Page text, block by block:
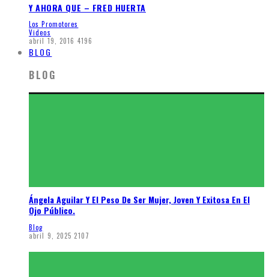
Y AHORA QUE – FRED HUERTA
Los Promotores
Videos
abril 19, 2016 4196
BLOG
BLOG
Ángela Aguilar Y El Peso De Ser Mujer, Joven Y Exitosa En El
Ojo Público.
Blog
abril 9, 2025 2107